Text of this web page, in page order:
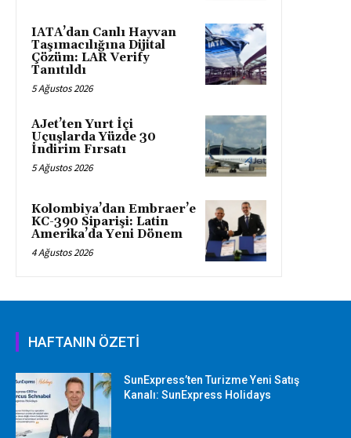
IATA’dan Canlı Hayvan
Taşımacılığına Dijital
Çözüm: LAR Verify
Tanıtıldı
5 Ağustos 2026
AJet’ten Yurt İçi
Uçuşlarda Yüzde 30
İndirim Fırsatı
5 Ağustos 2026
Kolombiya’dan Embraer’e
KC-390 Siparişi: Latin
Amerika’da Yeni Dönem
4 Ağustos 2026
HAFTANIN ÖZETİ
SunExpress’ten Turizme Yeni Satış
Kanalı: SunExpress Holidays